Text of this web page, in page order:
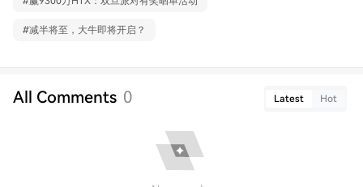
#减半将至，大牛即将开启？
All Comments 0 Latest Hot